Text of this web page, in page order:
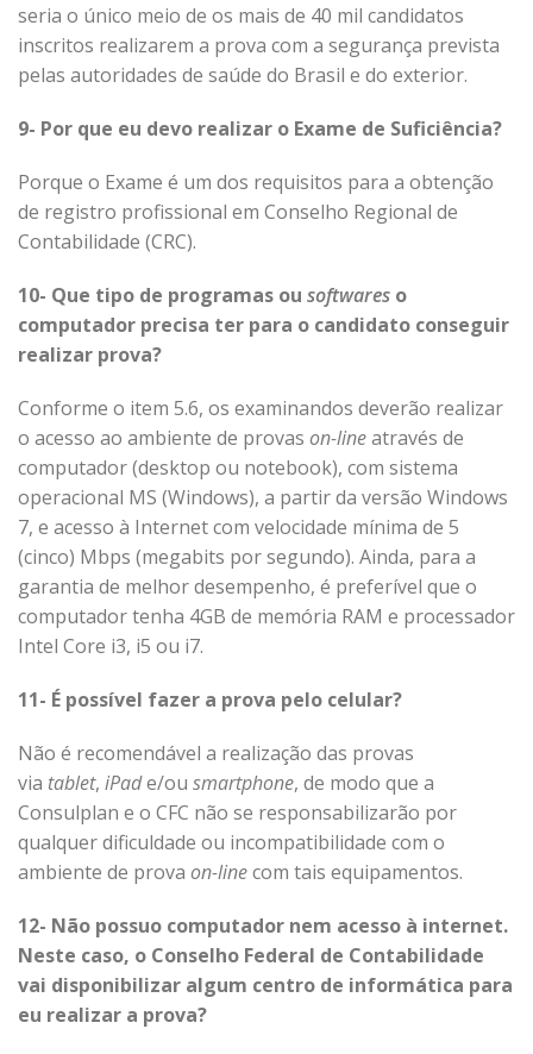
seria o único meio de os mais de 40 mil candidatos
inscritos realizarem a prova com a segurança prevista
pelas autoridades de saúde do Brasil e do exterior.
9- Por que eu devo realizar o Exame de Suficiência?
Porque o Exame é um dos requisitos para a obtenção
de registro profissional em Conselho Regional de
Contabilidade (CRC).
10- Que tipo de programas ou softwares o
computador precisa ter para o candidato conseguir
realizar prova?
Conforme o item 5.6, os examinandos deverão realizar
o acesso ao ambiente de provas on-lineatravés de
computador (desktop ou notebook), com sistema
operacional MS (Windows), a partir da versão Windows
7, e acesso à Internet com velocidade mínima de 5
(cinco) Mbps (megabits por segundo). Ainda, para a
garantia de melhor desempenho, é preferível que o
computador tenha 4GB de memória RAM e processador
Intel Core i3, i5 ou i7.
11- É possível fazer a prova pelo celular?
Não é recomendável a realização das provas
via tablet, iPade/ou smartphone, de modo que a
Consulplan e o CFC não se responsabilizarão por
qualquer dificuldade ou incompatibilidade com o
ambiente de prova on-linecom tais equipamentos.
12- Não possuo computador nem acesso à internet.
Neste caso, o Conselho Federal de Contabilidade
vai disponibilizar algum centro de informática para
eu realizar a prova?